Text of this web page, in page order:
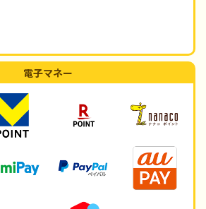
電子マネー